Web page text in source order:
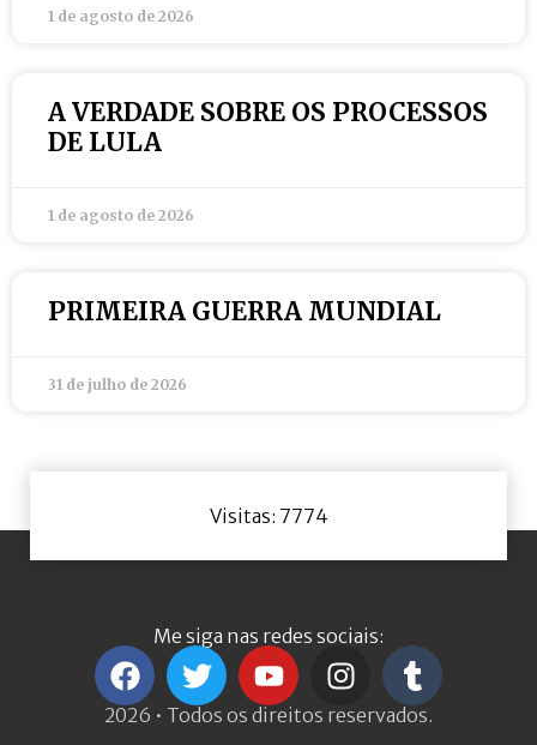
1 de agosto de 2026
A VERDADE SOBRE OS PROCESSOS
DE LULA
1 de agosto de 2026
PRIMEIRA GUERRA MUNDIAL
31 de julho de 2026
Visitas: 7774
Me siga nas redes sociais:
2026 • Todos os direitos reservados.